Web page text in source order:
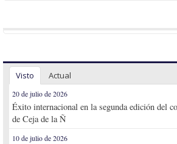
Visto Actual
20 de julio de 2026
Éxito internacional en la segunda edición del
de Ceja de la Ñ
10 de julio de 2026